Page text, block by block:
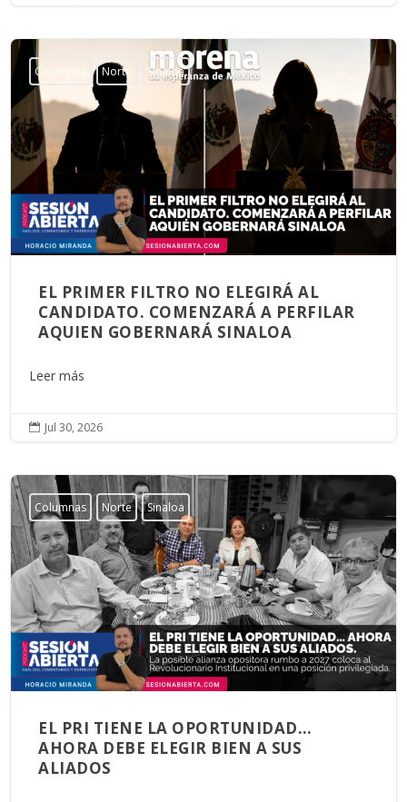
Columnas Norte Sinaloa
EL PRIMER FILTRO NO ELEGIRÁ AL
CANDIDATO. COMENZARÁ A PERFILAR
AQUIEN GOBERNARÁ SINALOA
Leer más
 Jul 30, 2026
Columnas Norte Sinaloa
EL PRI TIENE LA OPORTUNIDAD…
AHORA DEBE ELEGIR BIEN A SUS
ALIADOS